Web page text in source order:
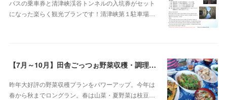
バスの乗車券と清津峡渓谷トンネルの入坑券がセット
になった楽らく観光プランです！清津峡第１駐車場…
【7月～10月】田舎ごっつぉ野菜収穫・調理ツアー～e-bikeでいく湯沢探訪～
昨年大好評の野菜収穫プランをパワーアップ。今年は
春から秋までロングラン。春は山菜・夏野菜は枝豆…